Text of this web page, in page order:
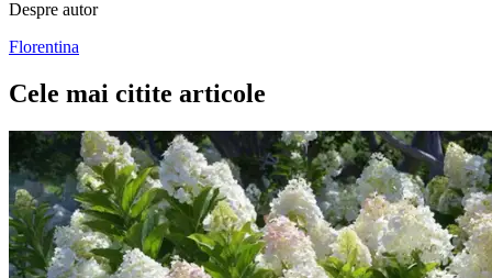
Despre autor
Florentina
Cele mai citite articole